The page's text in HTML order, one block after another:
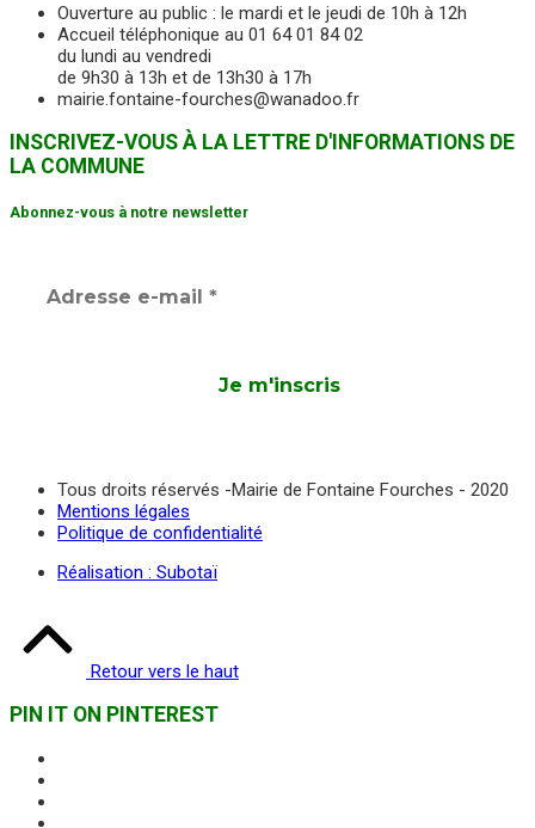
Ouverture au public : le mardi et le jeudi de 10h à 12h
Accueil téléphonique au 01 64 01 84 02
du lundi au vendredi
de 9h30 à 13h et de 13h30 à 17h
mairie.fontaine-fourches@wanadoo.fr
INSCRIVEZ-VOUS À LA LETTRE D'INFORMATIONS DE
LA COMMUNE
Abonnez-vous à notre newsletter
Tous droits réservés -Mairie de Fontaine Fourches - 2020
Mentions légales
Politique de confidentialité
Réalisation : Subotaï
Retour vers le haut
PIN IT ON PINTEREST